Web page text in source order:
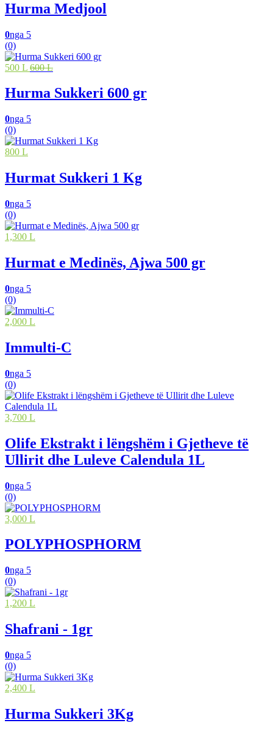
Hurma Medjool
0nga 5
(0)
500 L 600 L
Hurma Sukkeri 600 gr
0nga 5
(0)
800 L
Hurmat Sukkeri 1 Kg
0nga 5
(0)
1,300 L
Hurmat e Medinës, Ajwa 500 gr
0nga 5
(0)
2,000 L
Immulti-C
0nga 5
(0)
3,700 L
Olife Ekstrakt i lëngshëm i Gjetheve të
Ullirit dhe Luleve Calendula 1L
0nga 5
(0)
3,000 L
POLYPHOSPHORM
0nga 5
(0)
1,200 L
Shafrani - 1gr
0nga 5
(0)
2,400 L
Hurma Sukkeri 3Kg